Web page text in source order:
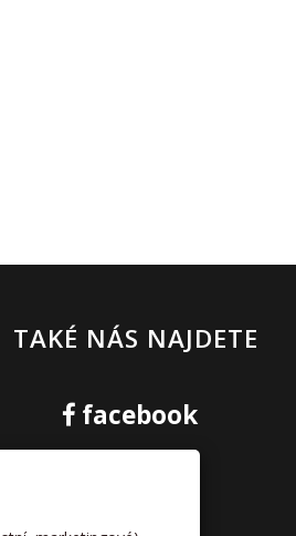
NÁS NAJDETE
facebook